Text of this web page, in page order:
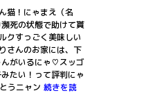
！にゃまえ（名
死の状態で助けて貰
クすっごく美味しい
さんのお家には、下
んがいるにゃ♡スッゴ
たい！って評判にゃ
うニャン 続きを読